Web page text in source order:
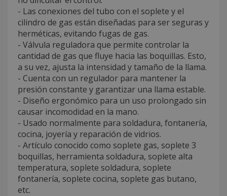
- Las conexiones del tubo con el soplete y el
cilindro de gas están diseñadas para ser seguras y
herméticas, evitando fugas de gas.
- Válvula reguladora que permite controlar la
cantidad de gas que fluye hacia las boquillas. Esto,
a su vez, ajusta la intensidad y tamaño de la llama.
- Cuenta con un regulador para mantener la
presión constante y garantizar una llama estable.
- Diseño ergonómico para un uso prolongado sin
causar incomodidad en la mano.
- Usado normalmente para soldadura, fontanería,
cocina, joyería y reparación de vidrios.
- Artículo conocido como soplete gas, soplete 3
boquillas, herramienta soldadura, soplete alta
temperatura, soplete soldadura, soplete
fontanería, soplete cocina, soplete gas butano,
etc.